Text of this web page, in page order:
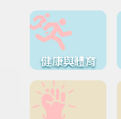
健康與體育